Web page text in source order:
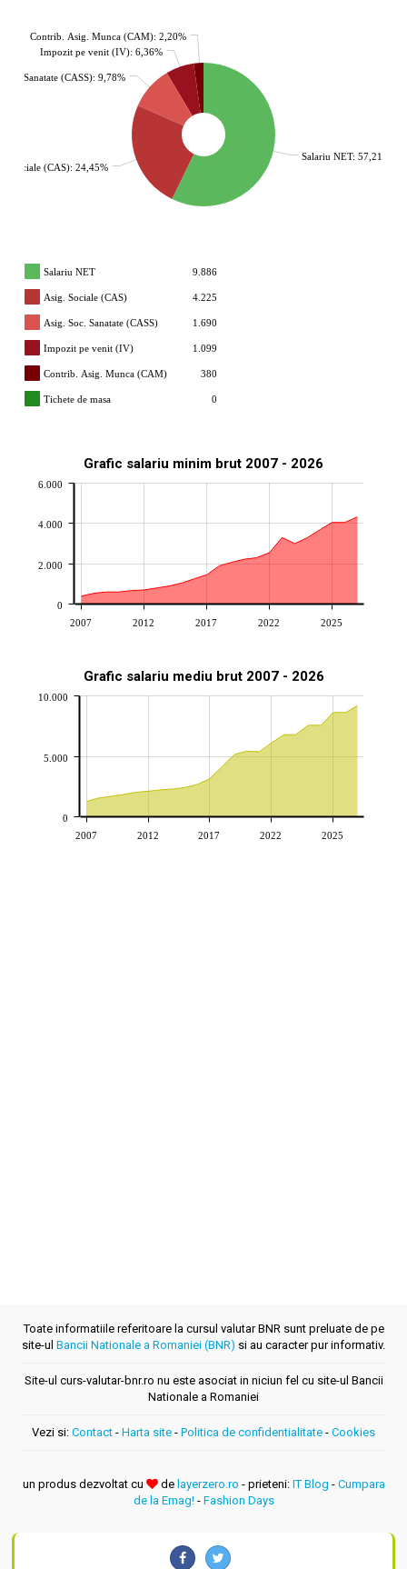
Salariu NET: 57,21%
Sociale (CAS): 24,45%
Sanatate (CASS): 9,78%
Impozit pe venit (IV): 6,36%
Contrib. Asig. Munca (CAM): 2,20%
Salariu NET 9.886
Asig. Sociale (CAS) 4.225
Asig. Soc. Sanatate (CASS) 1.690
Impozit pe venit (IV) 1.099
Contrib. Asig. Munca (CAM) 380
Tichete de masa 0
Grafic salariu minim brut 2007 - 2026
2007 2012 2017 2022 2025
0
2.000
4.000
6.000
Grafic salariu mediu brut 2007 - 2026
2007 2012 2017 2022 2025
0
5.000
10.000
Toate informatiile referitoare la cursul valutar BNR sunt preluate de pe
site-ul Bancii Nationale a Romaniei (BNR) si au caracter pur informativ.
Site-ul curs-valutar-bnr.ro nu este asociat in niciun fel cu site-ul Bancii
Nationale a Romaniei
Vezi si: Contact - Harta site - Politica de confidentialitate - Cookies
un produs dezvoltat cu de layerzero.ro - prieteni: IT Blog - Cumpara
de la Emag!- Fashion Days